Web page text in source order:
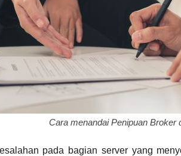
Cara menandai Penipuan Broker
pada bagian server yang